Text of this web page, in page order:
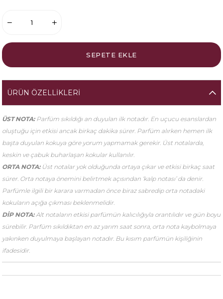
ÜRÜN ÖZELLIKLERI
ÜST NOTA:Parfüm sıkıldığı an duyulan ilk notadır. En uçucu esanslardan
oluştuğu için etkisi ancak birkaç dakika sürer. Parfüm alırken hemen ilk
başta duyulan kokuya göre yorum yapmamak gerekir. Üst notalarda,
keskin ve çabuk buharlaşan kokular kullanılır.
ORTA NOTA: Üst notalar yok olduğunda ortaya çıkar ve etkisi birkaç saat
sürer. Orta notaya önemini belirtmek açısından ‘kalp notası’ da denir.
Parfümle ilgili bir karara varmadan önce biraz sabredip orta notadaki
kokuların açığa çıkması beklenmelidir.
DİP NOTA:Alt notaların etkisi parfümün kalıcılığıyla orantılıdır ve gün boyu
sürebilir. Parfüm sıkıldıktan en az yarım saat sonra, orta nota kaybolmaya
yakınken duyulmaya başlayan notadır. Bu kısım parfümün kişiliğinin
ifadesidir.